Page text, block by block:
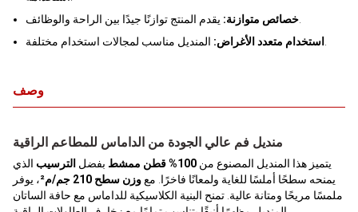
خصائص متوازنة:
استخدام متعدد الأغراض:
وصف
منديل فم عالي الجودة من الداماس للمطاعم الراقية
يتميز هذا المنديل المصنوع من 100% قطن ممشط بفضل الترسيب الذي
يمنحه سطحًا أملسًا للغاية ولمعانًا فاخرًا. مع وزن سطح 210 جم/م²
، يوفر
ملمسًا مريحًا ومتانة عالية. تمنح البنية الكلاسيكية للداماس مع حافة الساتان